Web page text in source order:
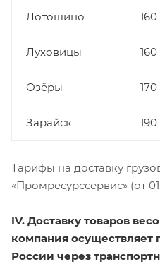
Лотошино 160
Луховицы 160
Озёры 170
Зарайск 190
Тарифы на доставку
«Промресурссервис» (от
IV. Доставку товаров
компания осуществляет
России через